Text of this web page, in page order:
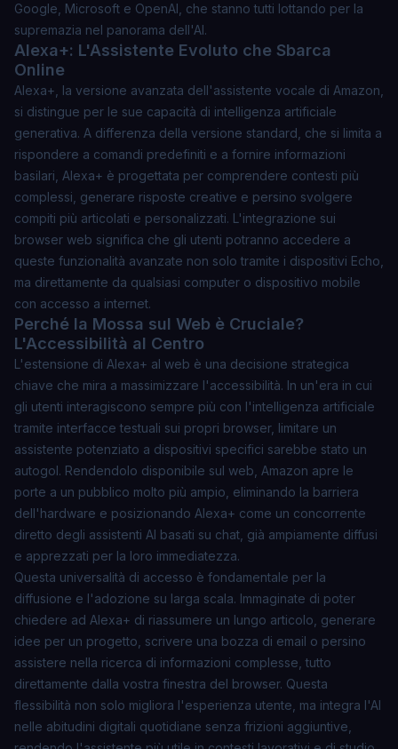
Google, Microsoft e OpenAI, che stanno tutti lottando per la
supremazia nel panorama dell'AI.
Alexa+: L'Assistente Evoluto che Sbarca
Online
Alexa+, la versione avanzata dell'assistente vocale di Amazon,
si distingue per le sue capacità di intelligenza artificiale
generativa. A differenza della versione standard, che si limita a
rispondere a comandi predefiniti e a fornire informazioni
basilari, Alexa+ è progettata per comprendere contesti più
complessi, generare risposte creative e persino svolgere
compiti più articolati e personalizzati. L'integrazione sui
browser web significa che gli utenti potranno accedere a
queste funzionalità avanzate non solo tramite i dispositivi Echo,
ma direttamente da qualsiasi computer o dispositivo mobile
con accesso a internet.
Perché la Mossa sul Web è Cruciale?
L'Accessibilità al Centro
L'estensione di Alexa+ al web è una decisione strategica
chiave che mira a massimizzare l'accessibilità. In un'era in cui
gli utenti interagiscono sempre più con l'intelligenza artificiale
tramite interfacce testuali sui propri browser, limitare un
assistente potenziato a dispositivi specifici sarebbe stato un
autogol. Rendendolo disponibile sul web, Amazon apre le
porte a un pubblico molto più ampio, eliminando la barriera
dell'hardware e posizionando Alexa+ come un concorrente
diretto degli assistenti AI basati su chat, già ampiamente diffusi
e apprezzati per la loro immediatezza.
Questa universalità di accesso è fondamentale per la
diffusione e l'adozione su larga scala. Immaginate di poter
chiedere ad Alexa+ di riassumere un lungo articolo, generare
idee per un progetto, scrivere una bozza di email o persino
assistere nella ricerca di informazioni complesse, tutto
direttamente dalla vostra finestra del browser. Questa
flessibilità non solo migliora l'esperienza utente, ma integra l'AI
nelle abitudini digitali quotidiane senza frizioni aggiuntive,